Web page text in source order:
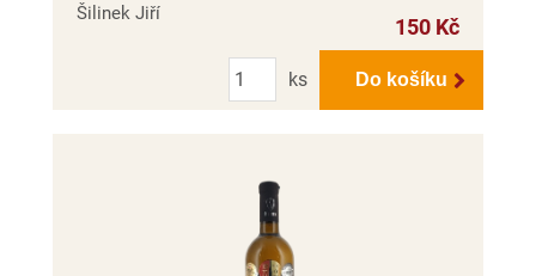
Šilinek Jiří
150 Kč
Počet
ks
Do košíku